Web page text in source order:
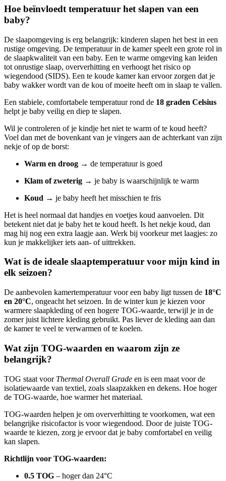
Hoe beïnvloedt temperatuur het slapen van een
baby?
De slaapomgeving is erg belangrijk: kinderen slapen het best in een
rustige omgeving. De temperatuur in de kamer speelt een grote rol in
de slaapkwaliteit van een baby. Een te warme omgeving kan leiden
tot onrustige slaap, oververhitting en verhoogt het risico op
wiegendood (SIDS). Een te koude kamer kan ervoor zorgen dat je
baby wakker wordt van de kou of moeite heeft om in slaap te vallen.
Een stabiele, comfortabele temperatuur rond de 18 graden Celsius
helpt je baby veilig en diep te slapen.
Wil je controleren of je kindje het niet te warm of te koud heeft?
Voel dan met de bovenkant van je vingers aan de achterkant van zijn
nekje of op de borst:
Warm en droog → de temperatuur is goed
Klam of zweterig → je baby is waarschijnlijk te warm
Koud → je baby heeft het misschien te fris
Het is heel normaal dat handjes en voetjes koud aanvoelen. Dit
betekent niet dat je baby het te koud heeft. Is het nekje koud, dan
mag hij nog een extra laagje aan. Werk bij voorkeur met laagjes: zo
kun je makkelijker iets aan- of uittrekken.
Wat is de ideale slaaptemperatuur voor mijn kind in
elk seizoen?
De aanbevolen kamertemperatuur voor een baby ligt tussen de 18°C
en 20°C, ongeacht het seizoen. In de winter kun je kiezen voor
warmere slaapkleding of een hogere TOG-waarde, terwijl je in de
zomer juist lichtere kleding gebruikt. Pas liever de kleding aan dan
de kamer te veel te verwarmen of te koelen.
Wat zijn TOG-waarden en waarom zijn ze
belangrijk?
TOG staat voor Thermal Overall Grade en is een maat voor de
isolatiewaarde van textiel, zoals slaapzakken en dekens. Hoe hoger
de TOG-waarde, hoe warmer het materiaal.
TOG-waarden helpen je om oververhitting te voorkomen, wat een
belangrijke risicofactor is voor wiegendood. Door de juiste TOG-
waarde te kiezen, zorg je ervoor dat je baby comfortabel en veilig
kan slapen.
Richtlijn voor TOG-waarden:
0.5 TOG – hoger dan 24°C